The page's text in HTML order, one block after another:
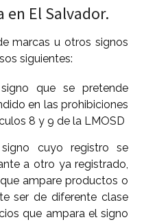
en El Salvador.
marcas u otros signos
siguientes:
que se pretende
en las prohibiciones
8 y 9 de la LMOSD
cuyo registro se
a otro ya registrado,
ampare productos o
ser de diferente clase
que ampara el signo